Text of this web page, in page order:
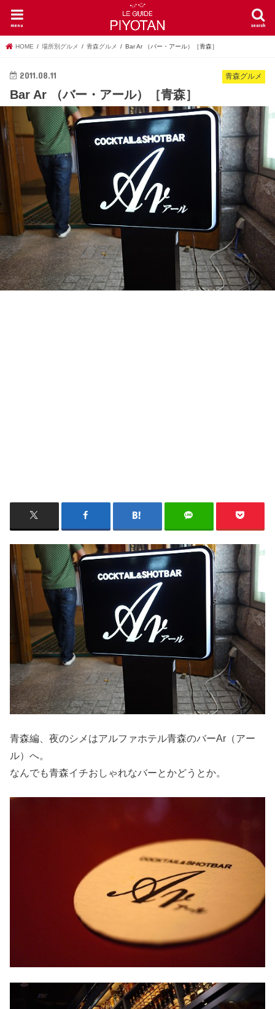
search
menu
HOME 場所別グルメ 青森グルメ Bar Ar （バー・アール）［青森］
青森グルメ
2011.08.11
Bar Ar （バー・アール）［青森］
青森編、夜のシメはアルファホテル青森のバーAr（アー
ル）へ。
なんでも青森イチおしゃれなバーとかどうとか。